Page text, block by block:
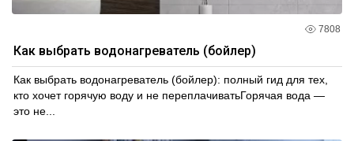
7808
Как выбрать водонагреватель (бойлер)
Как выбрать водонагреватель (бойлер): полный гид для тех,
кто хочет горячую воду и не переплачиватьГорячая вода —
это не...